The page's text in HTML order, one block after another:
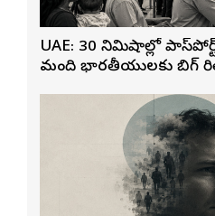
UAE: 30 నిమిషాల్లో పాస్‌పోర్ట్
మంది భారతీయులకు బిగ్